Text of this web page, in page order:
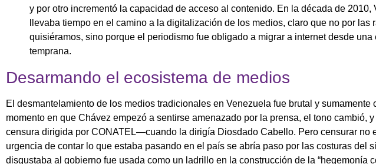
y por otro incrementó la capacidad de acceso al contenido. En la década de 2010,
llevaba tiempo en el camino a la digitalización de los medios, claro que no por las
quisiéramos, sino porque el periodismo fue obligado a migrar a internet desde una
temprana.
Desarmando el ecosistema de medios
El desmantelamiento de los medios tradicionales en Venezuela fue brutal y sumamente
momento en que Chávez empezó a sentirse amenazado por la prensa, el tono cambió,
censura dirigida por CONATEL—cuando la dirigía Diosdado Cabello. Pero censurar no
urgencia de contar lo que estaba pasando en el país se abría paso por las costuras del
disgustaba al gobierno fue usada como un ladrillo en la construcción de la “hegemonía